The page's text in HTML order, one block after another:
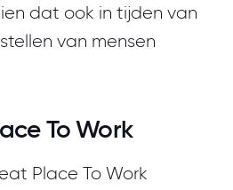
dat ook in tijden van
van mensen
To Work
Place To Work